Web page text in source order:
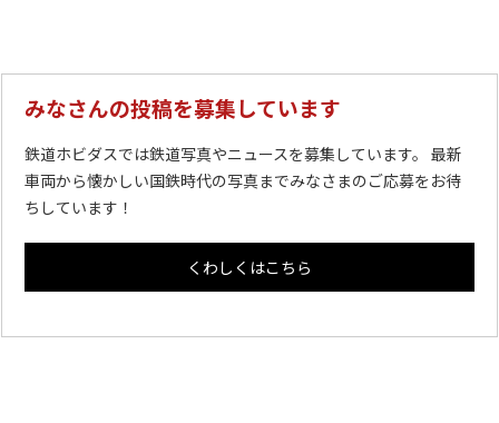
みなさんの投稿を募集しています
鉄道ホビダスでは鉄道写真やニュースを募集しています。 最新
車両から懐かしい国鉄時代の写真までみなさまのご応募をお待
ちしています！
くわしくはこちら